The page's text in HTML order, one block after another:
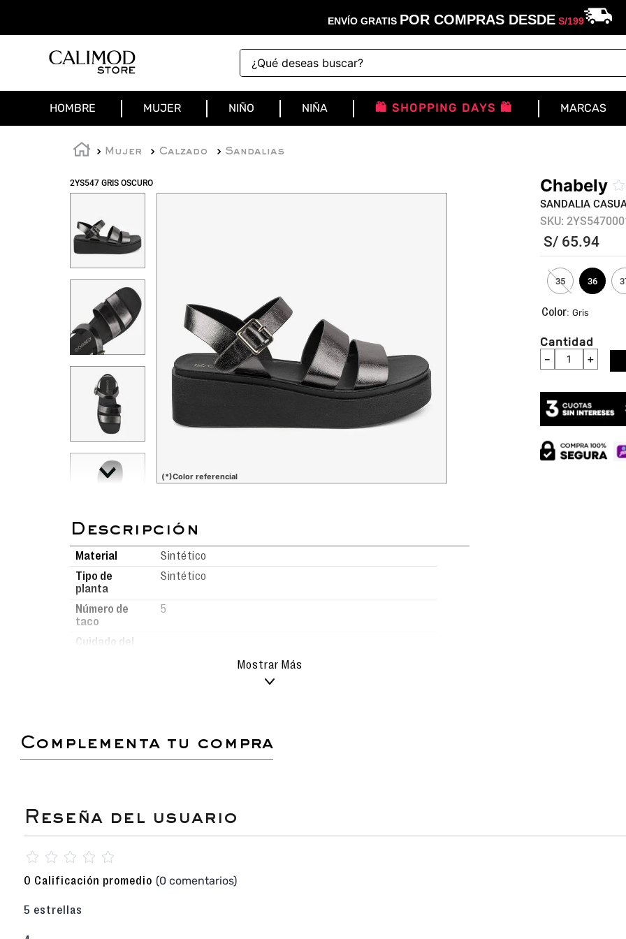
ENVÍO GRATIS POR COMPRAS DESDES/199
¿Qué deseas buscar?
HOMBRE MUJER NIÑO NIÑA 🛍️ SHOPPING DAYS 🛍️ MARCAS
Mujer Calzado Sandalias
2YS547 GRIS OSCURO
(*)Color referencial
urbano y funcional. La suela chunky de 5.5 cm estiliza la figura y la
Planta de PU garantiza que sean sorprendentemente ligeras. Son
ideales para fines de semana, reuniones informales o para darle un
tira ancha y tira de tobillo ajustable.
Material
Sintético
Tipo de
planta
Sintético
Número de
taco
5
Cuidado del
límpialos con un paño húmedo o un cepillo de cerdas
suaves usando agua y jabón.
durabilidad.
Mostrar Más
Chabely ☆
SANDALIA
SKU:
S/ 65.94
35 36
: Gris
Cantidad
＋
－
complementa tu compra
☆ ☆ ☆ ☆ ☆
0 Calificación promedio (0 comentarios)
5 estrellas